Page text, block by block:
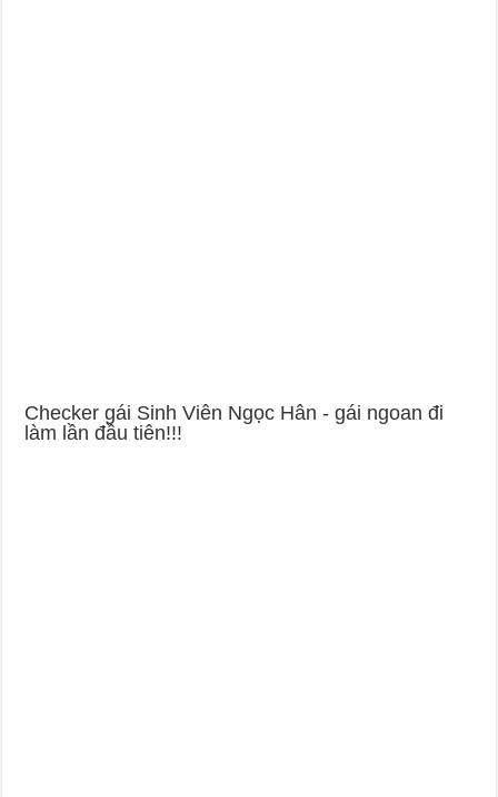
Checker gái Sinh Viên Ngọc Hân - gái ngoan đi
làm lần đầu tiên!!!